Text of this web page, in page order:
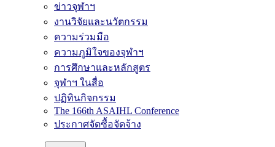
ข่าวจุฬาฯ
งานวิจัยและนวัตกรรม
ความร่วมมือ
ความภูมิใจของจุฬาฯ
การศึกษาและหลักสูตร
จุฬาฯ ในสื่อ
ปฏิทินกิจกรรม
The 166th ASAIHL Conference
ประกาศจัดซื้อจัดจ้าง